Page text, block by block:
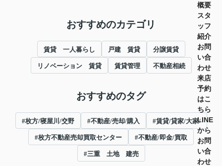
概要
スタ
ッフ
紹介
お問
い合
わせ
来店
予約
はこ
ちら
LINE
から
お問
い合
わせ
おすすめのカテゴリ
賃貸 一人暮らし 戸建 賃貸 分譲賃貸
リノベーション 賃貸 賃貸管理 不動産相続
おすすめのタグ
#枚方/寝屋川/交野 #不動産/売却/購入 #賃貸/貸家/大家/
#枚方不動産売却買取センター #不動産/即金/買取
#三重 土地 建売